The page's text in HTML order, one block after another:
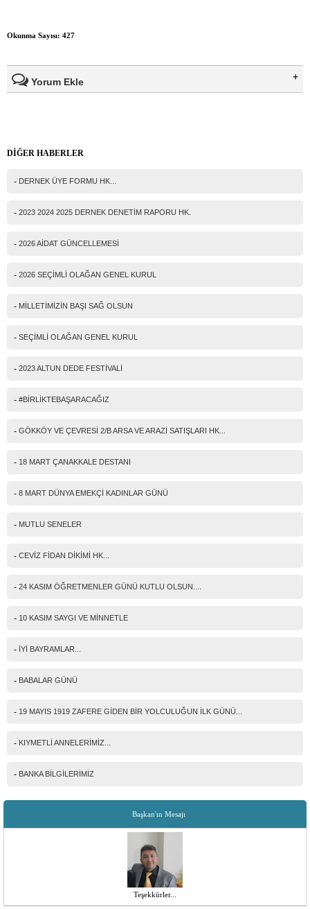
Okunma Sayısı: 427
Yorum Ekle
Mesajınız(*)
IP Adresiniz
216.73.217.54
DİĞER HABERLER
- DERNEK ÜYE FORMU HK...
- 2023 2024 2025 DERNEK DENETİM RAPORU HK.
- 2026 AİDAT GÜNCELLEMESİ
- 2026 SEÇİMLİ OLAĞAN GENEL KURUL
- MİLLETİMİZİN BAŞI SAĞ OLSUN
- SEÇİMLİ OLAĞAN GENEL KURUL
- 2023 ALTUN DEDE FESTİVALİ
- #BİRLİKTEBAŞARACAĞIZ
- GÖKKÖY VE ÇEVRESİ 2/B ARSA VE ARAZİ SATIŞLARI HK...
- 18 MART ÇANAKKALE DESTANI
- 8 MART DÜNYA EMEKÇİ KADINLAR GÜNÜ
- MUTLU SENELER
- CEVİZ FİDAN DİKİMİ HK...
- 24 KASIM ÖĞRETMENLER GÜNÜ KUTLU OLSUN....
- 10 KASIM SAYGI VE MİNNETLE
- İYİ BAYRAMLAR...
- BABALAR GÜNÜ
- 19 MAYIS 1919 ZAFERE GİDEN BİR YOLCULUĞUN İLK GÜNÜ...
- KIYMETLİ ANNELERİMİZ...
- BANKA BİLGİLERİMİZ
Başkan'ın Mesajı
Teşekkürler...